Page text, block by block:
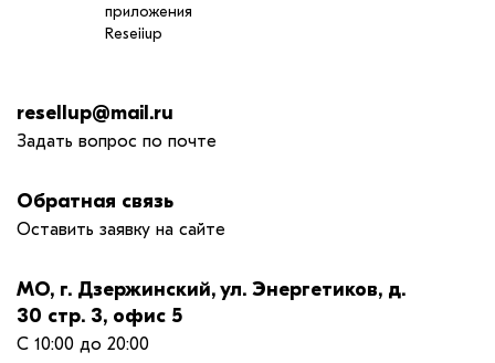
приложения
Reseiiup
resellup@mail.ru
Задать вопрос по почте
Обратная связь
Оставить заявку на сайте
МО, г. Дзержинский, ул. Энергетиков, д.
30 стр. 3, офис 5
С 10:00 до 20:00